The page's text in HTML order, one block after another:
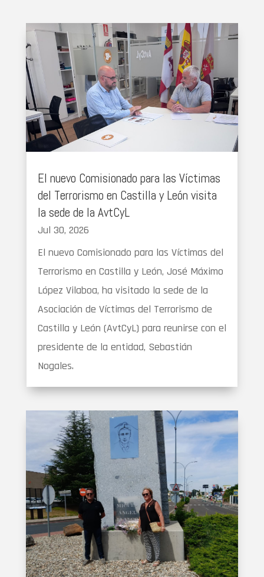
El nuevo Comisionado para las Víctimas
del Terrorismo en Castilla y León visita
la sede de la AvtCyL
Jul 30, 2026
El nuevo Comisionado para las Víctimas del
Terrorismo en Castilla y León, José Máximo
López Vilaboa, ha visitado la sede de la
Asociación de Víctimas del Terrorismo de
Castilla y León (AvtCyL) para reunirse con el
presidente de la entidad, Sebastián
Nogales.